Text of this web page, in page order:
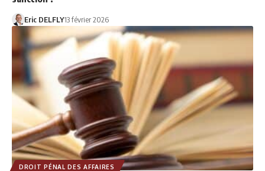
Eric DELFLY13 février 2026
DROIT PÉNAL DES AFFAIRES